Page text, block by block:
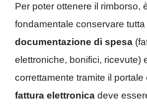
Per poter ottenere il rimborso,
fondamentale conservare tutta
documentazione di spesa
elettroniche, bonifici, ricevute)
correttamente tramite il portale
fattura elettronica deve